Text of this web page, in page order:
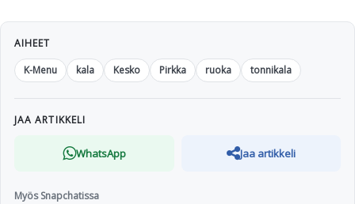
AIHEET
K-Menu
kala Kesko Pirkka ruoka tonnikala
JAA ARTIKKELI
WhatsApp Jaa artikkeli
Myös Snapchatissa